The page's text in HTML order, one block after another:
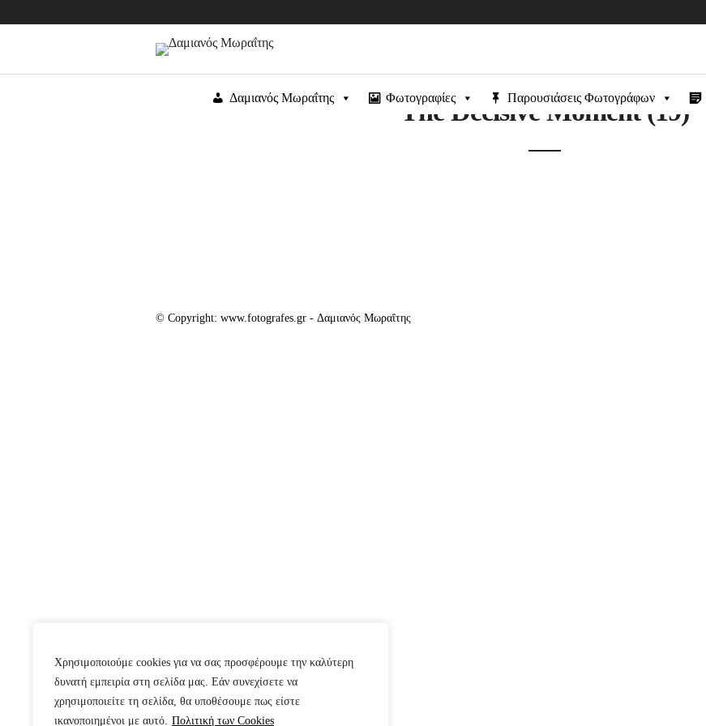
Χρησιμοποιούμε cookies για να σας προσφέρουμε την καλύτερη
δυνατή εμπειρία στη σελίδα μας. Εάν συνεχίσετε να
χρησιμοποιείτε τη σελίδα, θα υποθέσουμε πως είστε
ικανοποιημένοι με αυτό. Πολιτική των Cookies
Δαμιανός Μωραΐτης Φωτογραφίες Παρουσιάσεις Φωτογράφων
The Decisive Moment (19)
© Copyright: www.fotografes.gr - Δαμιανός Μωραΐτης